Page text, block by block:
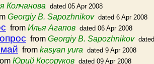
Колчанова dated 05 Apr 2008
Georgiy B. Sapozhnikov dated 6 Apr 2008
from Илья Агапов dated 06 Apr 2008
from Georgiy B. Sapozhnikov
from kasyan yura dated 9 Apr 2008
Юрий Косоруков dated 09 Apr 2008